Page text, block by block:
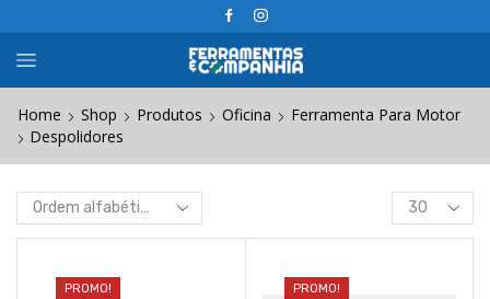
Home Shop Produtos Oficina
Ferramenta Para Motor
Despolidores
Products
per
PROMO! PROMO!